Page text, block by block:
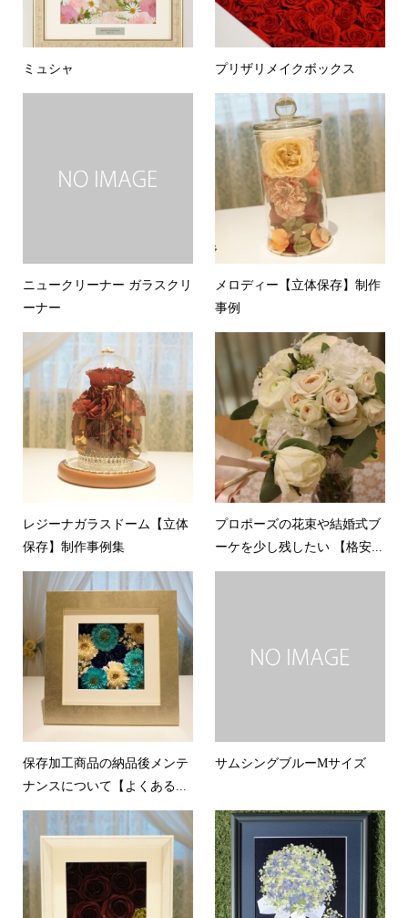
ミュシャ プリザリメイクボックス
ニュークリーナー ガラスクリ
ーナー
メロディー【立体保存】制作
事例
レジーナガラスドーム【立体
保存】制作事例集
プロポーズの花束や結婚式ブ
ーケを少し残したい 【格安...
保存加工商品の納品後メンテ
ナンスについて【よくある...
サムシングブルーMサイズ